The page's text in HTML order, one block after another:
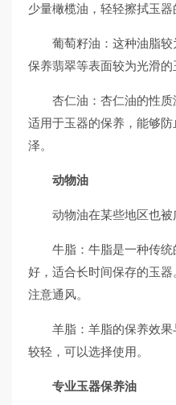
少量橄榄油，轻轻擦拭玉器
葡萄籽油：这种油脂
保养翡翠等表面较为光滑的
杏仁油：杏仁油的性
适用于玉器的保养，能够
泽。
动物油
动物油在某些地区也
牛脂：牛脂是一种传
好，适合长时间保存的玉
注意通风。
羊脂：羊脂的保养效
较轻，可以选择使用。
专业玉器保养油